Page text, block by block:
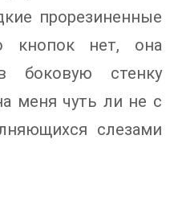
прорезиненные
кнопок нет, она
боковую стенку
меня чуть ли не с
слезами